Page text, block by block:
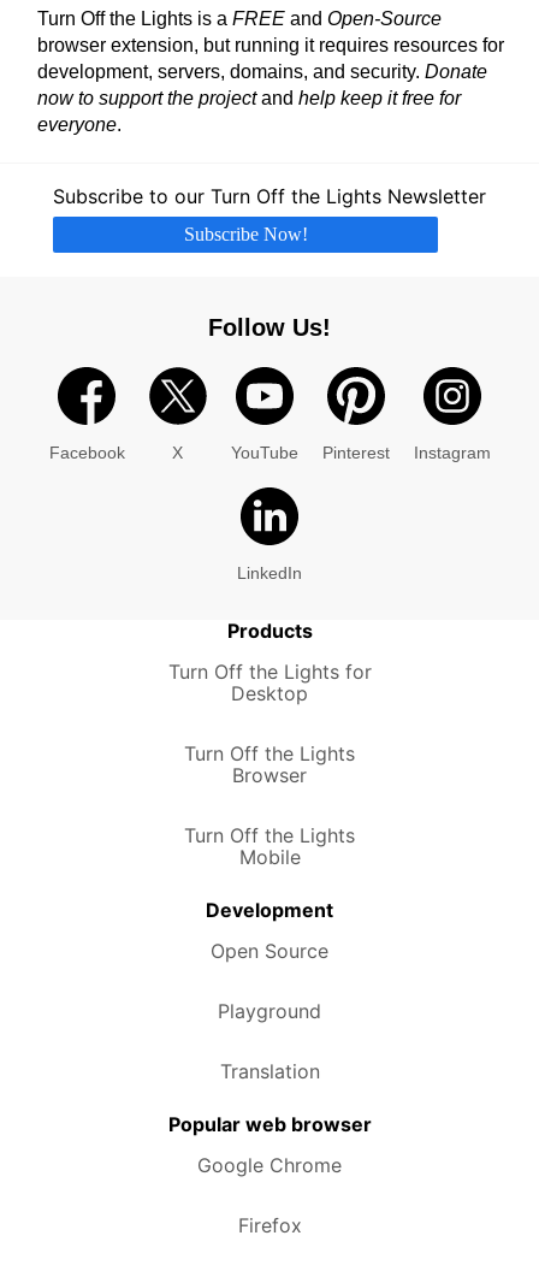
Turn Off the Lights is a FREE and Open-Source
browser extension, but running it requires resources for
development, servers, domains, and security. Donate
now to support the projectand help keep it free for
everyone.
Subscribe to our Turn Off the Lights Newsletter
Subscribe Now!
Follow Us!
Facebook X YouTube Pinterest Instagram
LinkedIn
Products
Turn Off the Lights for
Desktop
Turn Off the Lights
Browser
Turn Off the Lights
Mobile
Development
Open Source
Playground
Translation
Popular web browser
Google Chrome
Firefox